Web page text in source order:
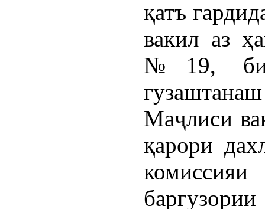
қатъ
вакил аз
№19,
Маҷлиси
қарори